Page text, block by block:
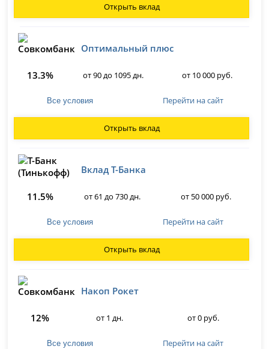
Открыть вклад
Оптимальный плюс
13.3% от 90 до 1095 дн. от 10 000 руб.
Все условия Перейти на сайт
Открыть вклад
Вклад Т-Банка
11.5% от 61 до 730 дн. от 50 000 руб.
Все условия Перейти на сайт
Открыть вклад
Накоп Рокет
12% от 1 дн. от 0 руб.
Все условия Перейти на сайт